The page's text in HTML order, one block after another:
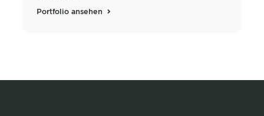
Portfolio ansehen